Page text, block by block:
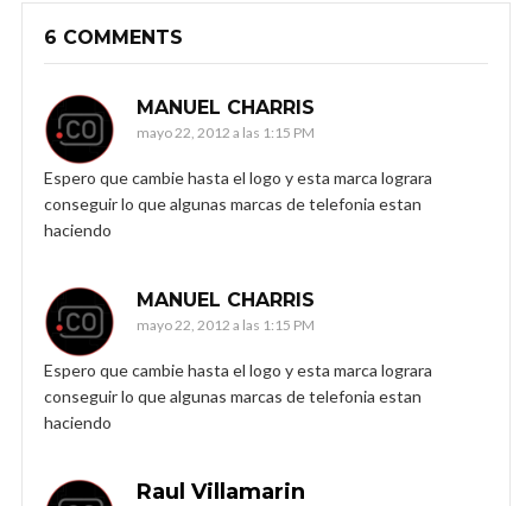
6 COMMENTS
MANUEL CHARRIS
mayo 22, 2012 a las 1:15 PM
Espero que cambie hasta el logo y esta marca lograra
conseguir lo que algunas marcas de telefonia estan
haciendo
MANUEL CHARRIS
mayo 22, 2012 a las 1:15 PM
Espero que cambie hasta el logo y esta marca lograra
conseguir lo que algunas marcas de telefonia estan
haciendo
Raul Villamarin